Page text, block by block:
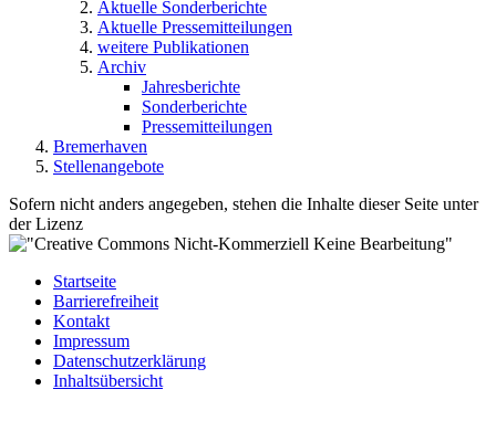
Aktuelle Sonderberichte
Aktuelle Pressemitteilungen
weitere Publikationen
Archiv
Jahresberichte
Sonderberichte
Pressemitteilungen
Bremerhaven
Stellenangebote
Sofern nicht anders angegeben, stehen die Inhalte dieser Seite unter
der Lizenz
Startseite
Barrierefreiheit
Kontakt
Impressum
Datenschutzerklärung
Inhaltsübersicht